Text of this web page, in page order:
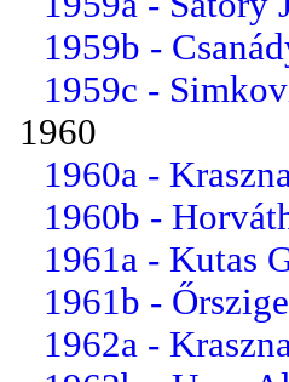
1959b -
1959c -
1960
1960a -
1960b -
1961a - Kutas
1961b -
1962a -